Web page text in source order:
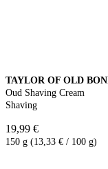
TAYLOR OF OLD
Oud Shaving Cream
Shaving
19,99 €
150 g (13,33 € / 100 g)